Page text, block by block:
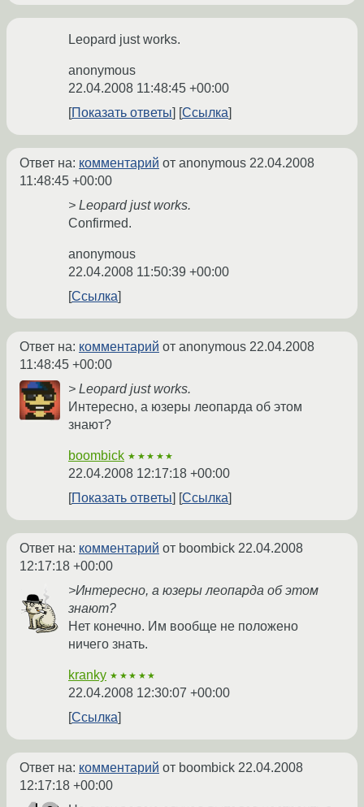
Leopard just works.
anonymous
22.04.2008 11:48:45 +00:00
Показать ответы
Ссылка
Ответ на: комментарий от anonymous 22.04.2008
11:48:45 +00:00
> Leopard just works.
Confirmed.
anonymous
22.04.2008 11:50:39 +00:00
Ссылка
Ответ на: комментарий от anonymous 22.04.2008
11:48:45 +00:00
> Leopard just works.
Интересно, а юзеры леопарда об этом
знают?
boombick ★★★★★
22.04.2008 12:17:18 +00:00
Показать ответы
Ссылка
Ответ на: комментарий от boombick 22.04.2008
12:17:18 +00:00
>Интересно, а юзеры леопарда об этом
знают?
Нет конечно. Им вообще не положено
ничего знать.
kranky ★★★★★
22.04.2008 12:30:07 +00:00
Ссылка
Ответ на: комментарий от boombick 22.04.2008
12:17:18 +00:00